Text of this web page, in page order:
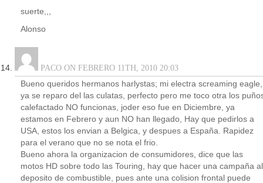
suerte,,,
Alonso
PACO ON FEBRERO 11TH, 2010 20:03
Bueno queridos hermanos harlystas; mi electra screaming eagle,
ya se reparo del las culatas, perfecto pero me toco otra los
calefactado NO funcionas, joder eso fue en Diciembre, ya
estamos en Febrero y aun NO han llegado, Hay que pedirlos a
USA, estos los envian a Belgica, y despues a España. Rapidez
para el verano que no se nota el frio.
Bueno ahora la organizacion de consumidores, dice que las
motos HD sobre todo las Touring, hay que hacer una campaña al
deposito de combustible, pues ante una colision frontal puede